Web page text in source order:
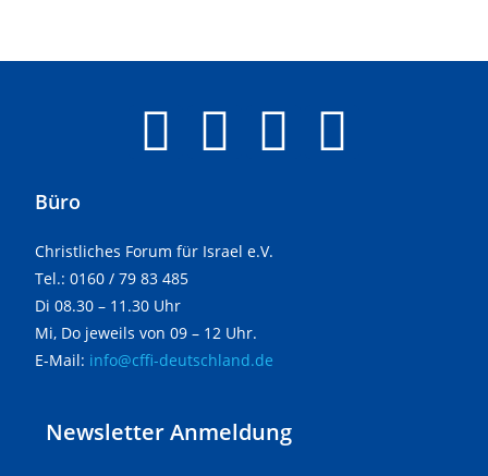
Büro
Christliches Forum für Israel e.V.
Tel.: 0160 / 79 83 485
Di 08.30 – 11.30 Uhr
Mi, Do jeweils von 09 – 12 Uhr.
E-Mail: info@cffi-deutschland.de
Newsletter Anmeldung